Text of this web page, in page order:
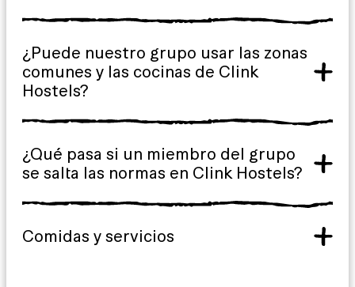
¿Puede nuestro grupo usar las zonas
comunes y las cocinas de Clink
Hostels?
¿Qué pasa si un miembro del grupo
se salta las normas en Clink Hostels?
Comidas y servicios